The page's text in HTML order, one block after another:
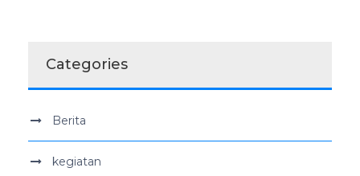
Categories
Berita
kegiatan